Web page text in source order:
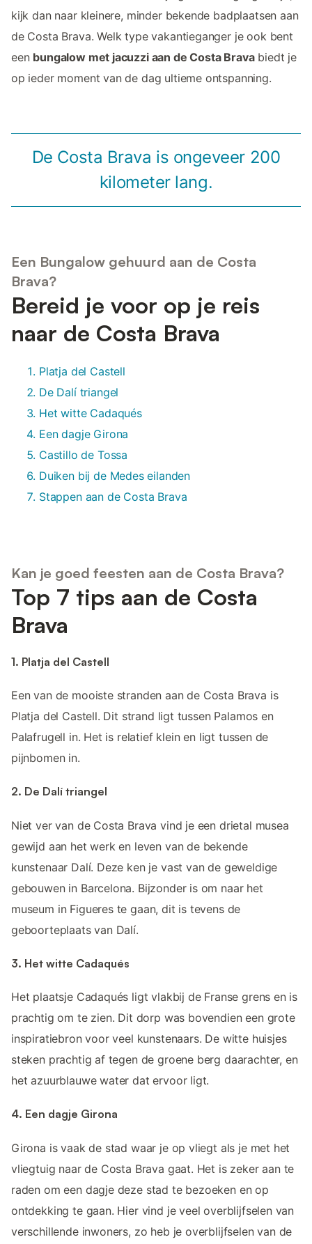
kijk dan naar kleinere, minder bekende badplaatsen aan
de Costa Brava. Welk type vakantieganger je ook bent
een bungalow met jacuzzi aan de Costa Bravabiedt je
op ieder moment van de dag ultieme ontspanning.
De Costa Brava is ongeveer 200
kilometer lang.
Een Bungalow gehuurd aan de Costa
Brava?
Bereid je voor op je reis
naar de Costa Brava
Platja del Castell
De Dalí triangel
Het witte Cadaqués
Een dagje Girona
Castillo de Tossa
Duiken bij de Medes eilanden
Stappen aan de Costa Brava
Kan je goed feesten aan de Costa Brava?
Top 7 tips aan de Costa
Brava
1. Platja del Castell
Een van de mooiste stranden aan de Costa Brava is
Platja del Castell. Dit strand ligt tussen Palamos en
Palafrugell in. Het is relatief klein en ligt tussen de
pijnbomen in.
2. De Dalí triangel
Niet ver van de Costa Brava vind je een drietal musea
gewijd aan het werk en leven van de bekende
kunstenaar Dalí. Deze ken je vast van de geweldige
gebouwen in Barcelona. Bijzonder is om naar het
museum in Figueres te gaan, dit is tevens de
geboorteplaats van Dalí.
3. Het witte Cadaqués
Het plaatsje Cadaqués ligt vlakbij de Franse grens en is
prachtig om te zien. Dit dorp was bovendien een grote
inspiratiebron voor veel kunstenaars. De witte huisjes
steken prachtig af tegen de groene berg daarachter, en
het azuurblauwe water dat ervoor ligt.
4. Een dagje Girona
Girona is vaak de stad waar je op vliegt als je met het
vliegtuig naar de Costa Brava gaat. Het is zeker aan te
raden om een dagje deze stad te bezoeken en op
ontdekking te gaan. Hier vind je veel overblijfselen van
verschillende inwoners, zo heb je overblijfselen van de